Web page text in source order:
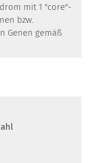
mit 1 "core"-
bzw.
Genen gemäß